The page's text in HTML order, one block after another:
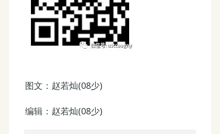
图文：赵若灿(08少)
编辑：赵若灿(08少)